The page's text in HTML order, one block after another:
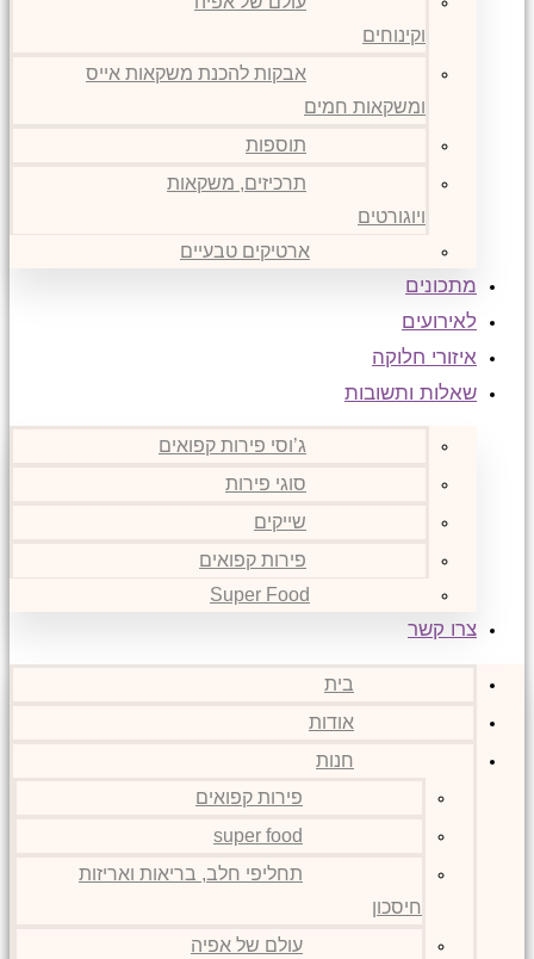
וקינוחים
אבקות להכנת משקאות אייס
ומשקאות חמים
תוספות
תרכיזים, משקאות
ויוגורטים
ארטיקים טבעיים
מתכונים
לאירועים
איזורי חלוקה
שאלות ותשובות
ג’וסי פירות קפואים
סוגי פירות
שייקים
פירות קפואים
Super Food
צרו קשר
בית
אודות
חנות
פירות קפואים
super food
תחליפי חלב, בריאות ואריזות
חיסכון
עולם של אפיה